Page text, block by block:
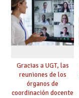
Gracias a UGT, las
reuniones de los
órganos de
coordinación docente